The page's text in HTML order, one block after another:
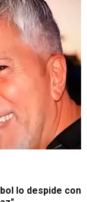
lo despide con